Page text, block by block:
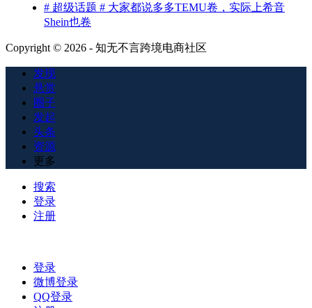
# 超级话题 # 大家都说多多TEMU卷，实际上希音
Shein也卷
Copyright © 2026 - 知无不言跨境电商社区
发现
悬赏
圈子
发起
头条
资源
更多
搜索
登录
注册
登录
微博登录
QQ登录